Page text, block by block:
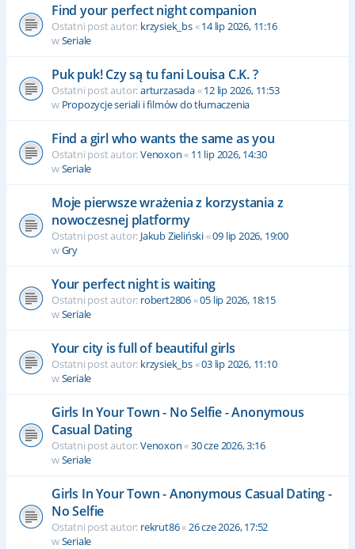
Find your perfect night companion
Ostatni post autor: krzysiek_bs«14 lip 2026, 11:16
wSeriale
Puk puk! Czy są tu fani Louisa C.K. ?
Ostatni post autor:arturzasada«12 lip 2026, 11:53
w Propozycje seriali i filmów do tłumaczenia
Find a girl who wants the same as you
Ostatni post autor:Venoxon« 11 lip 2026, 14:30
wSeriale
Moje pierwsze wrażenia z korzystania z
nowoczesnej platformy
Ostatni post autor: Jakub Zieliński«09 lip 2026, 19:00
wGry
Your perfect night is waiting
Ostatni post autor: robert2806«05 lip 2026, 18:15
wSeriale
Your city is full of beautiful girls
Ostatni post autor: krzysiek_bs«03 lip 2026, 11:10
wSeriale
Girls In Your Town - No Selfie - Anonymous
Casual Dating
Ostatni post autor:Venoxon«30 cze 2026, 3:16
wSeriale
Girls In Your Town - Anonymous Casual Dating -
No Selfie
Ostatni post autor: rekrut86« 26 cze 2026, 17:52
wSeriale